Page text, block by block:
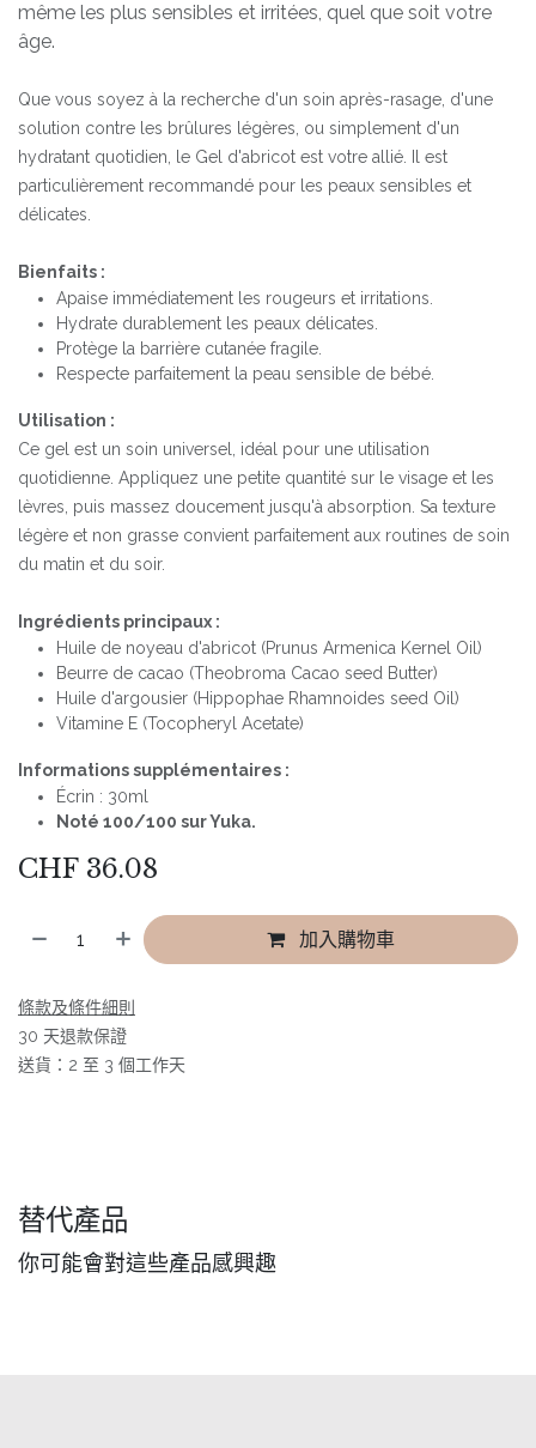
même les plus sensibles et irritées, quel que soit votre
âge.
Que vous soyez à la recherche d'un soin après-rasage, d'une
solution contre les brûlures légères, ou simplement d'un
hydratant quotidien, le Gel d'abricot est votre allié. Il est
particulièrement recommandé pour les peaux sensibles et
délicates.
Bienfaits :
Apaise immédiatement les rougeurs et irritations.
Hydrate durablement les peaux délicates.
Protège la barrière cutanée fragile.
Respecte parfaitement la peau sensible de bébé.
Utilisation :
Ce gel est un soin universel, idéal pour une utilisation
quotidienne. Appliquez une petite quantité sur le visage et les
lèvres, puis massez doucement jusqu'à absorption. Sa texture
légère et non grasse convient parfaitement aux routines de soin
du matin et du soir.
Ingrédients principaux :
Huile de noyeau d'abricot (Prunus Armenica Kernel Oil)
Beurre de cacao (Theobroma Cacao seed Butter)
Huile d'argousier (Hippophae Rhamnoides seed Oil)
Vitamine E (Tocopheryl Acetate)
Informations supplémentaires :
Écrin : 30ml
Noté 100/100 sur Yuka.
CHF 36.08
加入購物車
條款及條件細則
30 天退款保證
送貨：2 至 3 個工作天
替代產品
你可能會對這些產品感興趣